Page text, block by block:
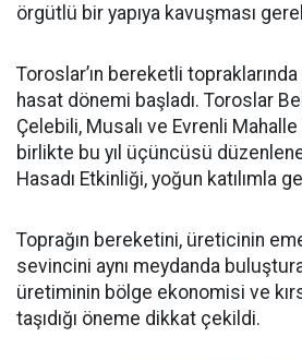
örgütlü bir yapıya kavuşması
Toroslar’ın bereketli
hasat dönemi başladı. Toroslar
Çelebili, Musalı ve Evrenli Mahalle
birlikte bu yıl üçüncüsü
Hasadı Etkinliği, yoğun katılımla
Toprağın bereketini, üreticinin
sevincini aynı meydanda
üretiminin bölge ekonomisi ve
taşıdığı öneme dikkat çekildi.